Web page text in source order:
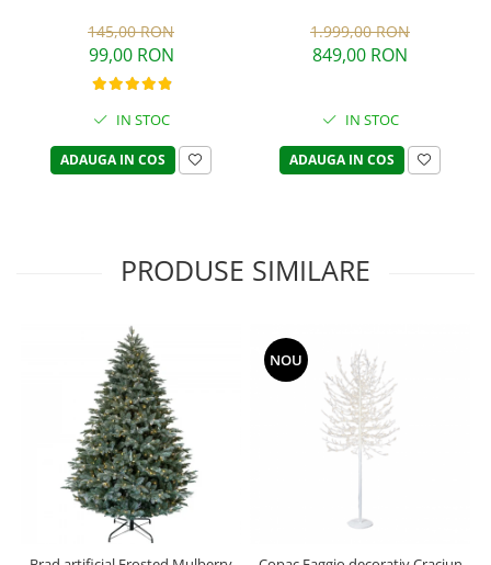
145,00 RON
99,00 RON
IN STOC
ADAUGA IN COS
1.999,00 RON
849,00 RON
IN STOC
ADAUGA IN COS
PRODUSE SIMILARE
NOU